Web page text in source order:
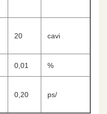
20 cavi
0,01 %
0,20 ps/